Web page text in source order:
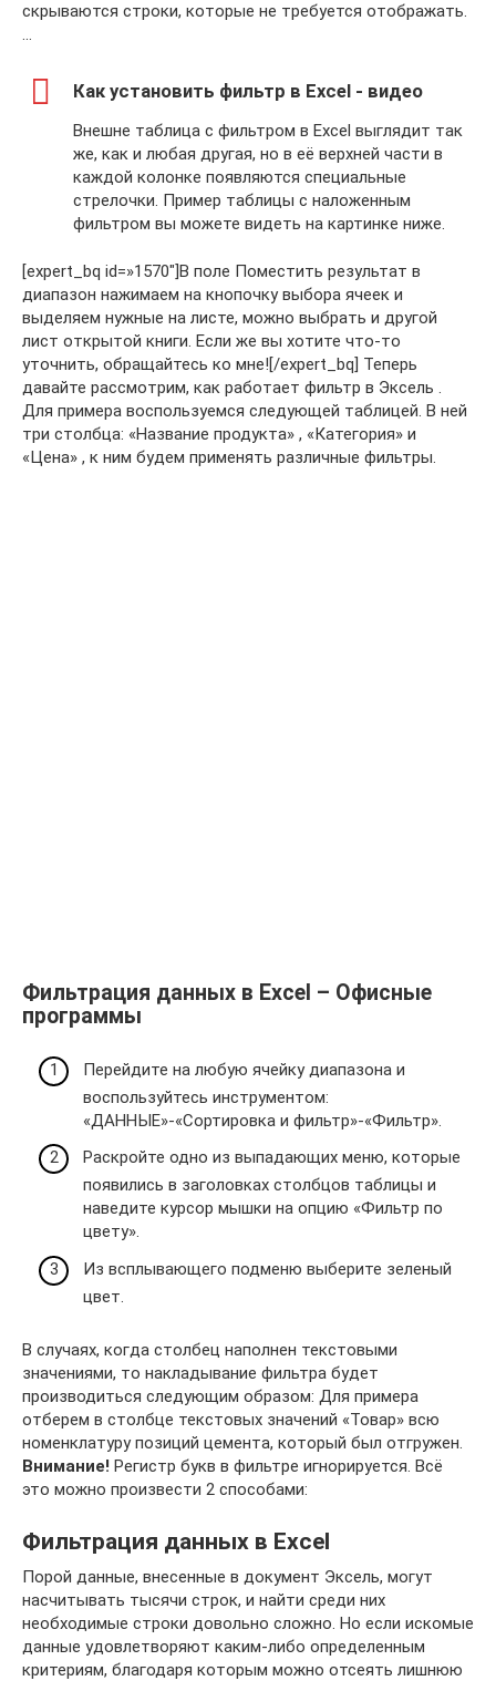
скрываются строки, которые не требуется отображать.
…
Как установить фильтр в Excel - видео
Внешне таблица с фильтром в Excel выглядит так
же, как и любая другая, но в её верхней части в
каждой колонке появляются специальные
стрелочки. Пример таблицы с наложенным
фильтром вы можете видеть на картинке ниже.
[expert_bq id=»1570″]В поле Поместить результат в
диапазон нажимаем на кнопочку выбора ячеек и
выделяем нужные на листе, можно выбрать и другой
лист открытой книги. Если же вы хотите что-то
уточнить, обращайтесь ко мне![/expert_bq] Теперь
давайте рассмотрим, как работает фильтр в Эксель .
Для примера воспользуемся следующей таблицей. В ней
три столбца: «Название продукта» , «Категория» и
«Цена» , к ним будем применять различные фильтры.
Фильтрация данных в Excel – Офисные
программы
Перейдите на любую ячейку диапазона и
воспользуйтесь инструментом:
«ДАННЫЕ»-«Сортировка и фильтр»-«Фильтр».
Раскройте одно из выпадающих меню, которые
появились в заголовках столбцов таблицы и
наведите курсор мышки на опцию «Фильтр по
цвету».
Из всплывающего подменю выберите зеленый
цвет.
В случаях, когда столбец наполнен текстовыми
значениями, то накладывание фильтра будет
производиться следующим образом: Для примера
отберем в столбце текстовых значений «Товар» всю
номенклатуру позиций цемента, который был отгружен.
Внимание! Регистр букв в фильтре игнорируется. Всё
это можно произвести 2 способами:
Фильтрация данных в Excel
Порой данные, внесенные в документ Эксель, могут
насчитывать тысячи строк, и найти среди них
необходимые строки довольно сложно. Но если искомые
данные удовлетворяют каким-либо определенным
критериям, благодаря которым можно отсеять лишнюю